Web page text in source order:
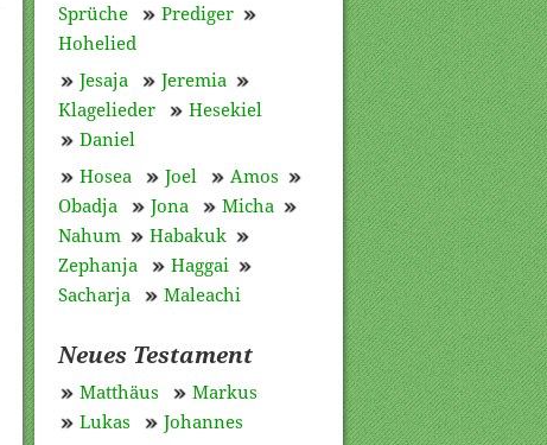
Sprüche
Prediger
Hohelied
Jesaja
Jeremia
Klagelieder
Hesekiel
Daniel
Hosea
Joel
Amos
Obadja
Jona
Micha
Nahum
Habakuk
Zephanja
Haggai
Sacharja
Maleachi
Neues Testament
Matthäus
Markus
Lukas
Johannes